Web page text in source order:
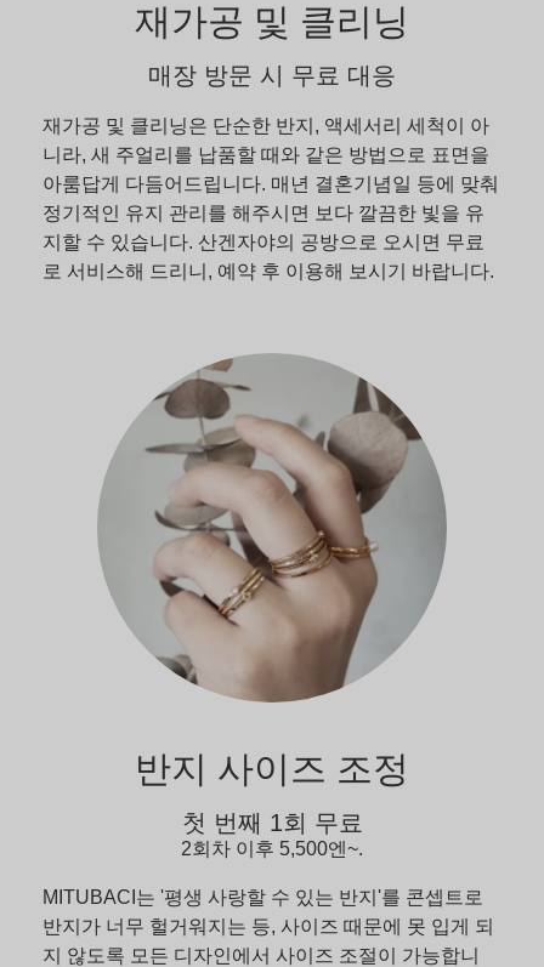
재가공 및 클리닝
매장 방문 시 무료 대응
재가공 및 클리닝은 단순한 반지, 액세서리 세척이 아
니라, 새 주얼리를 납품할 때와 같은 방법으로 표면을
아룸답게 다듬어드립니다. 매년 결혼기념일 등에 맞춰
정기적인 유지 관리를 해주시면 보다 깔끔한 빛을 유
지할 수 있습니다. 산겐자야의 공방으로 오시면 무료
로 서비스해 드리니, 예약 후 이용해 보시기 바랍니다.
반지 사이즈 조정
첫 번째 1회 무료
2회차 이후 5,500엔~.
MITUBACI는 '평생 사랑할 수 있는 반지'를 콘셉트로
반지가 너무 헐거워지는 등, 사이즈 때문에 못 입게 되
지 않도록 모든 디자인에서 사이즈 조절이 가능합니